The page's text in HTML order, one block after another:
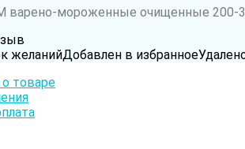
варено-мороженные очищенные 200-
желанийДобавлен в избранное
товаре